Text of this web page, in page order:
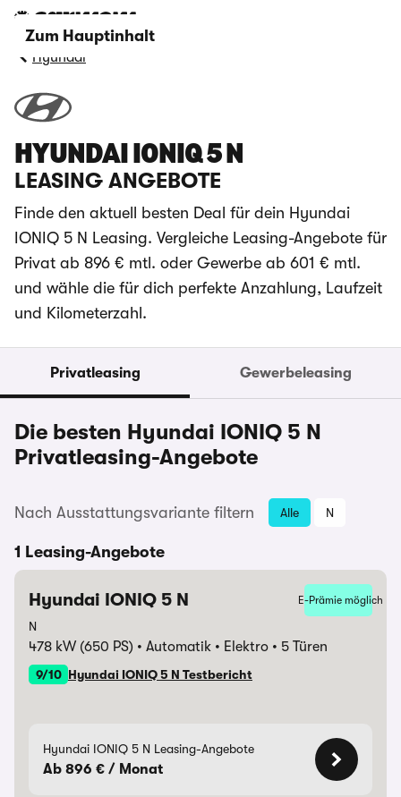
Zum Hauptinhalt
Hyundai
HYUNDAI IONIQ 5 N
LEASING ANGEBOTE
Finde den aktuell besten Deal für dein Hyundai
IONIQ 5 N Leasing. Vergleiche Leasing-Angebote für
Privat ab 896 € mtl. oder Gewerbe ab 601 € mtl.
und wähle die für dich perfekte Anzahlung, Laufzeit
und Kilometerzahl.
Privatleasing Gewerbeleasing
Die besten Hyundai IONIQ 5 N
Privatleasing-Angebote
Nach Ausstattungsvariante filtern Alle N
1 Leasing-Angebote
Hyundai IONIQ 5 N E-Prämie möglich
N
478 kW (650 PS) Automatik Elektro 5 Türen
9/10 Hyundai IONIQ 5 N Testbericht
Hyundai IONIQ 5 N Leasing-Angebote
Ab 896 € / Monat